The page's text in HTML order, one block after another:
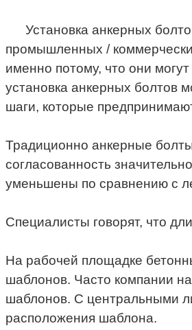
Установка анкерных
промышленных /
именно потому, что они
установка анкерных болтов
шаги, которые
Традиционно анкерные
согласованность
уменьшены по сравнению с
Специалисты говорят, что
На рабочей площадке
шаблонов. Часто компании
шаблонов. С центральными
расположения шаблона.